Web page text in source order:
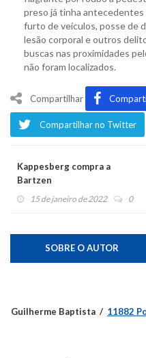
preso já tinha
furto de veículos, posse de
lesão corporal e outros
buscas nas proximidades
não foram localizados.
Compartilhar
Compartilhar no Twitter
Kappesberg compra a
Bartzen
15 de janeiro de 2022 0
SOBRE O AUTOR
Guilherme Baptista 11882